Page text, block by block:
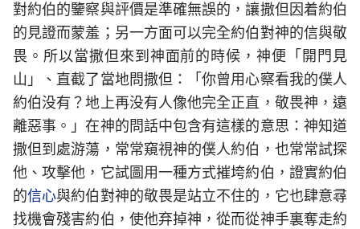
對約伯的鑒察與評價是準確無誤的，讓撒但因着約伯
的見證而蒙羞；另一方面可以完全約伯對神的信與敬
畏。所以當撒但來到神面前的時候，神便「開門見
山」、直截了當地問撒但：「你曾用心察看我的僕人
約伯没有？地上再没有人像他完全正直，敬畏神，遠
離惡事。」在神的問話中包含有這樣的意思：神知道
撒但到處游蕩，常常窺視神的僕人約伯，也常常試探
他、攻擊他，它試圖用一種方式摧垮約伯，證實約伯
的信心與約伯對神的敬畏是站立不住的，它也肆意尋
找機會殘害約伯，使他弃掉神，從而從神手裏奪走約